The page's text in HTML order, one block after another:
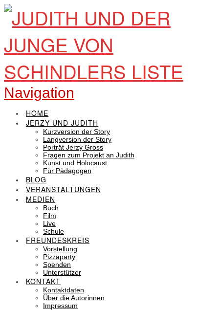
Navigation
HOME
JERZY UND JUDITH
Kurzversion der Story
Langversion der Story
Porträt Jerzy Gross
Fragen zum Projekt an Judith
Kunst und Holocaust
Für Pädagogen
BLOG
VERANSTALTUNGEN
MEDIEN
Buch
Film
Live
Schule
FREUNDESKREIS
Vorstellung
Pizzaparty
Spenden
Unterstützer
KONTAKT
Kontaktdaten
Über die Autorinnen
Impressum